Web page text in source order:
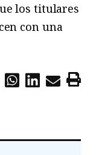
los titulares
con una